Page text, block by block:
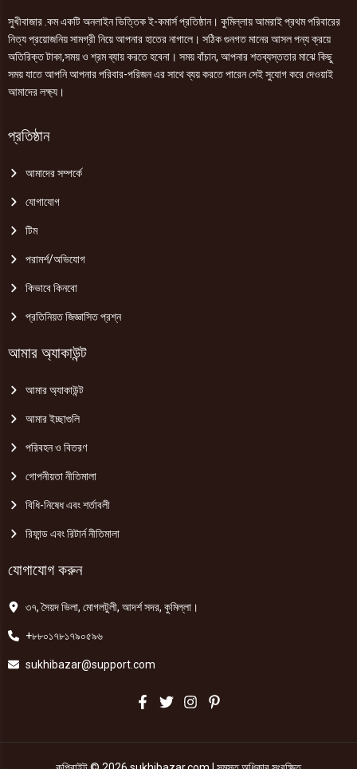
সুখীবাজার .কম একটি অনলাইন ভিত্তিক ই-কমার্স প্রতিষ্ঠান। কুমিল্লায় আমরাই প্রথম পরিবারের
নিত্য প্রয়োজনিয় সামগ্রী নিয়ে আপনার হাতের নাগালে। সঠিক গুনগত মানের আসল পন্য ক্রয়ে
অতিরিক্ত টাকা,সময় ও শ্রম ব্যায় করতে হবেনা। সময় বাঁচান, আপনার শতব্যস্ততার মাঝে কিছু
সময় যাতে আপনি আপনার পরিবার-পরিজন এর সাথে ব্যয় করতে পারেন সেই সুযোগ করে দেওয়াই
আমাদের লক্ষ্য।
প্রতিষ্ঠান
আমাদের সম্পর্কে
যোগাযোগ
টিম
পরামর্শ/অভিযোগ
কিভাবে কিনবো
প্রতিনিয়ত জিজ্ঞাসিত প্রশ্ন
আমার অ্যাকাউন্ট
আমার অ্যাকাউন্ট
আমার ইচ্ছাগুলি
পরিবহন ও বিতরণ
গোপনীয়তা নীতিমালা
বিধি-নিষেধ এবং শর্তাবলী
রিফান্ড এবং রিটার্ন নীতিমালা
যোগাযোগ করুন
৩৭, সৈয়দ ভিলা, মোগলটুলী, আদর্শ সদর, কুমিল্লা।
+৮৮০১৭৮১৭৯০৫৯৬
sukhibazar@support.com